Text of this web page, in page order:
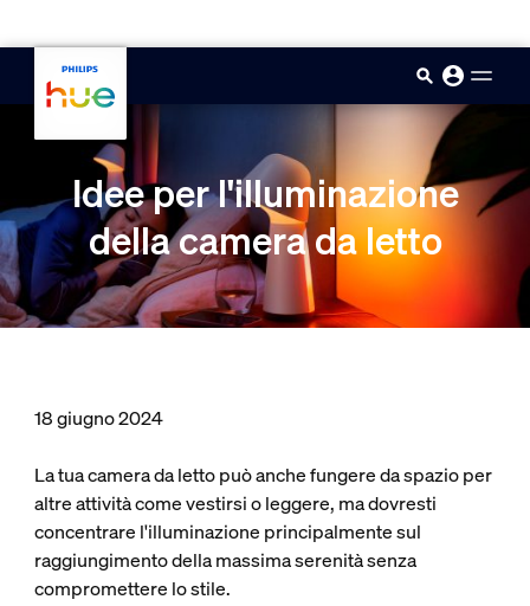
Idee per l'illuminazione
della camera da letto
18 giugno 2024
La tua camera da letto può anche fungere da spazio per
altre attività come vestirsi o leggere, ma dovresti
concentrare l'illuminazione principalmente sul
raggiungimento della massima serenità senza
compromettere lo stile.